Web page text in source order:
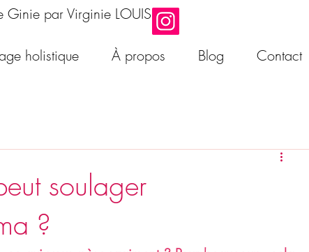
Ginie par Virginie LOUIS
holistique À propos Blog Contact
soulager
?